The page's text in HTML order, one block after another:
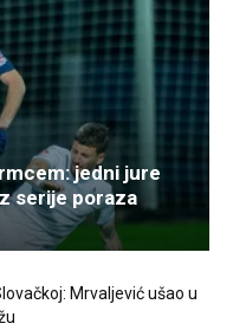
jedni jure
serije poraza
Mrvaljević ušao u